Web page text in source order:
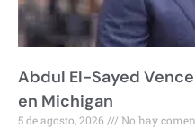
Abdul El-Sayed
en Michigan
5 de agosto, 2026 No hay